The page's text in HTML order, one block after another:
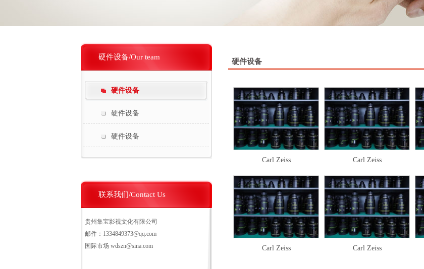
硬件设备/Our team
硬件设备
硬件设备
硬件设备
联系我们/Contact Us
贵州集宝影视文化有限公司
邮件：1334849373@qq.com
国际市场 wdszn@sina.com
硬件设备
Carl Zeiss Carl Zeiss
Carl Zeiss Carl Zeiss